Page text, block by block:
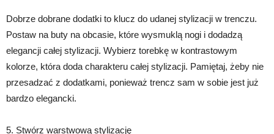
Dobrze dobrane dodatki to klucz do udanej stylizacji w trenczu.
Postaw na buty na obcasie, które wysmuklą nogi i dodadzą
elegancji całej stylizacji. Wybierz torebkę w kontrastowym
kolorze, która doda charakteru całej stylizacji. Pamiętaj, żeby nie
przesadzać z dodatkami, ponieważ trencz sam w sobie jest już
bardzo elegancki.
5. Stwórz warstwową stylizację